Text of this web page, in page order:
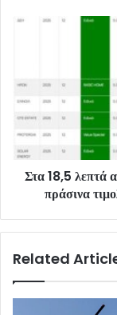
Στα 18,5 λεπτά
πράσινα
Related